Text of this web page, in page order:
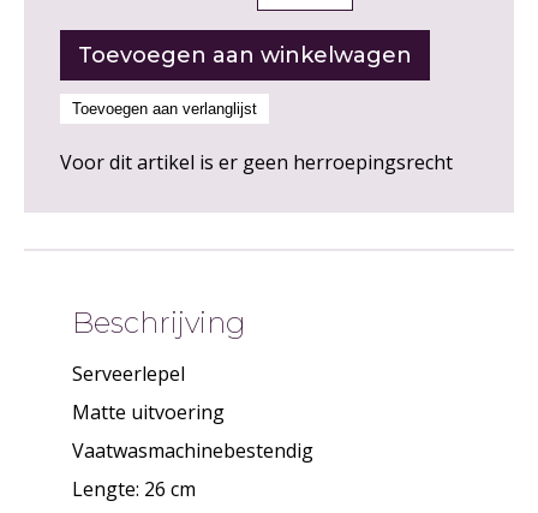
Voor dit artikel is er geen herroepingsrecht
Beschrijving
Serveerlepel
Matte uitvoering
Vaatwasmachinebestendig
Lengte: 26 cm